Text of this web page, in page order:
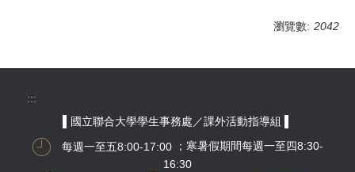
瀏覽數: 2042
:::
▌國立聯合大學學生事務處／課外活動指導組 ▌
每週一至五8:00-17:00
；寒暑假期間每週一至四8:30-
16:30